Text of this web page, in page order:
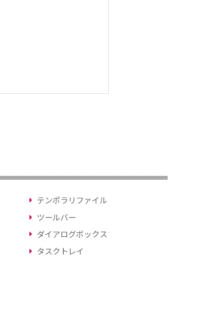
テンポラリファイル
ツールバー
ダイアログボックス
タスクトレイ